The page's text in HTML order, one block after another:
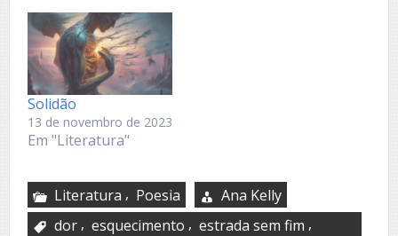
Solidão
13 de novembro de 2023
Em "Literatura"
Literatura , Poesia
Ana Kelly
dor , esquecimento , estrada sem fim ,